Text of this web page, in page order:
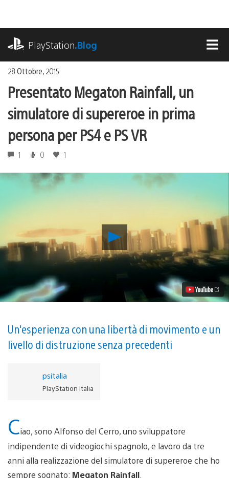
contenuto
PlayStation.Blog
28 Ottobre, 2015
Presentato Megaton Rainfall, un
simulatore di supereroe in prima
persona per PS4 e PS VR
1 0 1
Riproduci
video
Presentato
Megaton
simulatore
di
prima
persona
per
PS4
Un'esperienza con una libertà di movimento e un
livello di distruzione senza precedenti
psitalia
PlayStation Italia
Ciao, sono Alfonso del Cerro, uno sviluppatore
indipendente di videogiochi spagnolo, e lavoro da tre
anni alla realizzazione del simulatore di supereroe che ho
sempre sognato: Megaton Rainfall